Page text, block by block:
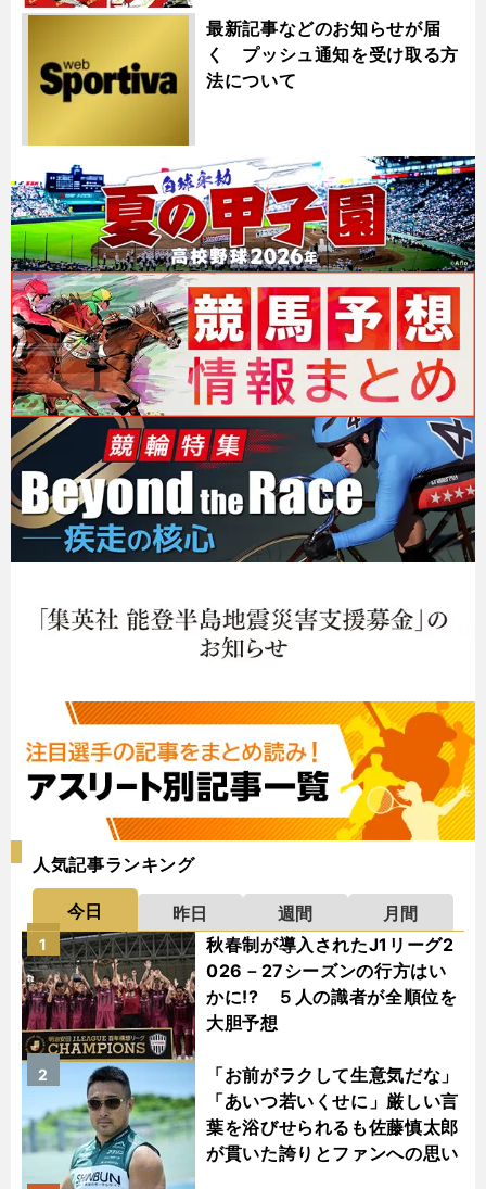
最新記事などのお知らせが届
く プッシュ通知を受け取る方
法について
人気記事ランキング
今日 昨日 週間
月間
秋春制が導入されたJ1リーグ2
026－27シーズンの行方はい
かに!? ５人の識者が全順位を
大胆予想
1
「お前がラクして生意気だな」
「あいつ若いくせに」厳しい言
葉を浴びせられるも佐藤慎太郎
が貫いた誇りとファンへの思い
2